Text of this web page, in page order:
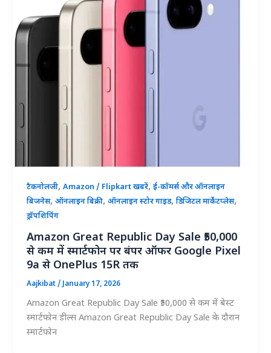
टैकनोलजी,Amazon / Flipkart खबरें,ई-कॉमर्स और ऑनलाइन
बिजनेस,ऑनलाइन बिक्री,ऑनलाइन स्टोर गाइड,डिजिटल मार्केटप्लेस,
ड्रॉपशिपिंग
Amazon Great Republic Day Sale ₹50,000
से कम में स्मार्टफोन पर बंपर ऑफर Google Pixel
9a से OnePlus 15R तक
Aajkibat/January 17, 2026
Amazon Great Republic Day Sale ₹50,000 से कम में बेस्ट
स्मार्टफोन डील्स Amazon Great Republic Day Sale के दौरान
स्मार्टफोन